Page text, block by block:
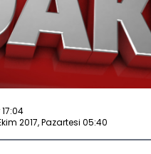
2017, Pazartesi 05:40